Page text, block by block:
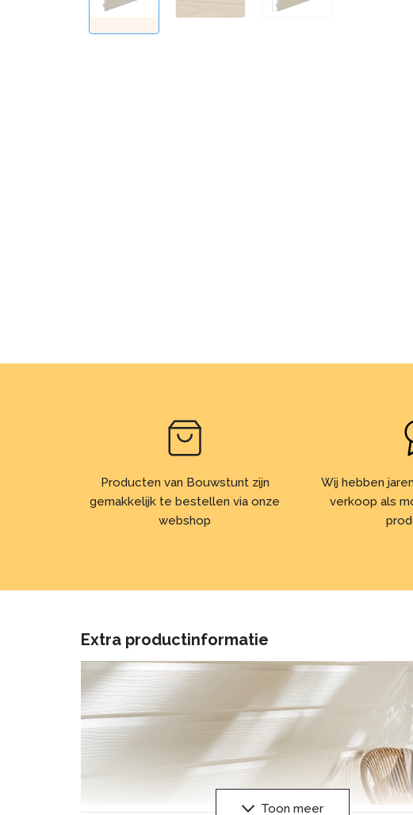
Producten van Bouwstunt zijn
gemakkelijk te bestellen via onze
webshop
Wij hebben
verkoop als
Extra productinformatie
Toon meer